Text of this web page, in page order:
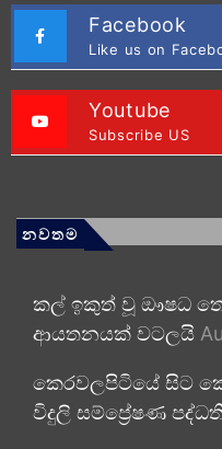
Facebook
Like us on
Youtube
Subscribe US
නවතම
කල් ඉකුත් වූ ඖෂධ
ආයතනයක් වටලයි
කෙරවලපිටියේ සිට
විදුලි සම්ප්‍රේෂණ